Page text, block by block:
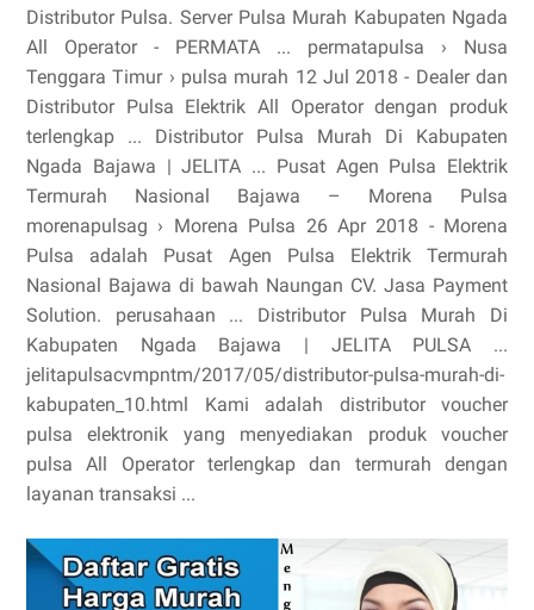
Distributor Pulsa. Server Pulsa Murah Kabupaten Ngada
All Operator - PERMATA ... permatapulsa › Nusa
Tenggara Timur › pulsa murah 12 Jul 2018 - Dealer dan
Distributor Pulsa Elektrik All Operator dengan produk
terlengkap ... Distributor Pulsa Murah Di Kabupaten
Ngada Bajawa | JELITA ... Pusat Agen Pulsa Elektrik
Termurah Nasional Bajawa – Morena Pulsa
morenapulsag › Morena Pulsa 26 Apr 2018 - Morena
Pulsa adalah Pusat Agen Pulsa Elektrik Termurah
Nasional Bajawa di bawah Naungan CV. Jasa Payment
Solution. perusahaan ... Distributor Pulsa Murah Di
Kabupaten Ngada Bajawa | JELITA PULSA ...
jelitapulsacvmpntm/2017/05/distributor-pulsa-murah-di-
kabupaten_10.html Kami adalah distributor voucher
pulsa elektronik yang menyediakan produk voucher
pulsa All Operator terlengkap dan termurah dengan
layanan transaksi ...